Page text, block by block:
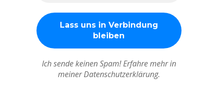
Ich sende keinen Spam! Erfahre mehr in
meiner Datenschutzerklärung.